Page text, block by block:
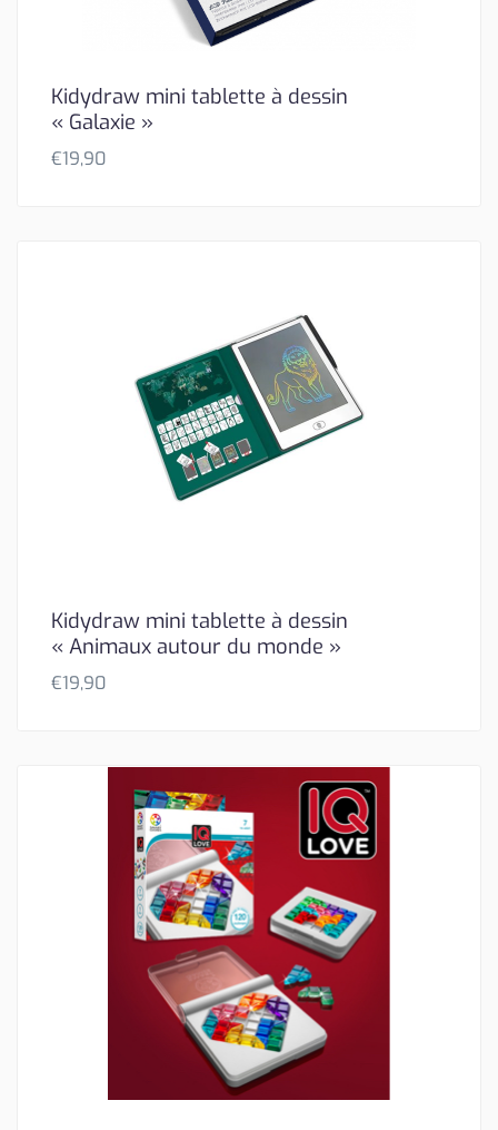
Kidydraw mini tablette à dessin
« Galaxie »
€19,90
Kidydraw mini tablette à dessin
« Animaux autour du monde »
€19,90